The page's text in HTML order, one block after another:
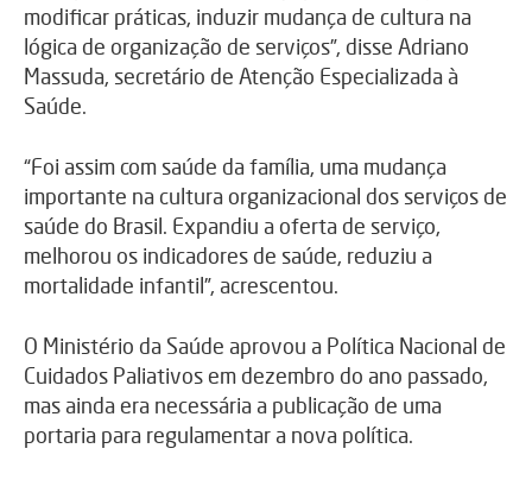
modificar práticas, induzir mudança de cultura na
lógica de organização de serviços”, disse Adriano
Massuda, secretário de Atenção Especializada à
Saúde.
“Foi assim com saúde da família, uma mudança
importante na cultura organizacional dos serviços de
saúde do Brasil. Expandiu a oferta de serviço,
melhorou os indicadores de saúde, reduziu a
mortalidade infantil”, acrescentou.
O Ministério da Saúde aprovou a Política Nacional de
Cuidados Paliativos em dezembro do ano passado,
mas ainda era necessária a publicação de uma
portaria para regulamentar a nova política.